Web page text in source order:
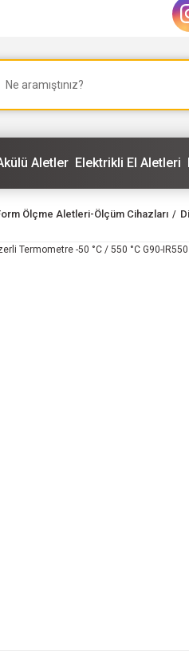
Aletler Elektrikli El Aletleri
Ölçme Aletleri-Ölçüm Cihazları